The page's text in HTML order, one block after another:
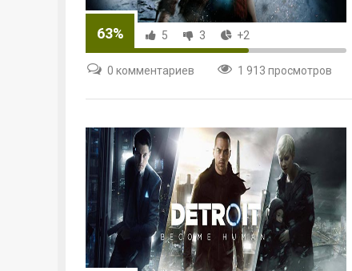
63% 5 3 +2
0 комментариев 1 913 просмотров